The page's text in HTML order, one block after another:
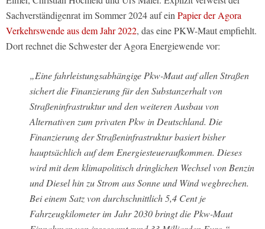
Sachverständigenrat im Sommer 2024 auf ein Papier der Agora
Verkehrswende aus dem Jahr 2022, das eine PKW-Maut empfiehlt.
Dort rechnet die Schwester der Agora Energiewende vor:
„Eine fahrleistungsabhängige Pkw-Maut auf allen Straßen
sichert die Finanzierung für den Substanzerhalt von
Straßeninfrastruktur und den weiteren Ausbau von
Alternativen zum privaten Pkw in Deutschland. Die
Finanzierung der Straßeninfrastruktur basiert bisher
hauptsächlich auf dem Energiesteueraufkommen. Dieses
wird mit dem klimapolitisch dringlichen Wechsel von Benzin
und Diesel hin zu Strom aus Sonne und Wind wegbrechen.
Bei einem Satz von durchschnittlich 5,4 Cent je
Fahrzeugkilometer im Jahr 2030 bringt die Pkw-Maut